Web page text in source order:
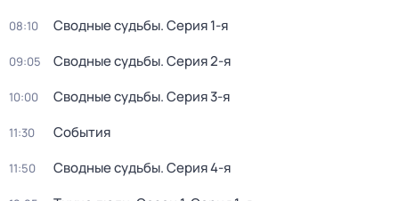
08:10 Сводные судьбы. Серия 1-я
09:05 Сводные судьбы. Серия 2-я
10:00 Сводные судьбы. Серия 3-я
11:30 События
11:50 Сводные судьбы. Серия 4-я